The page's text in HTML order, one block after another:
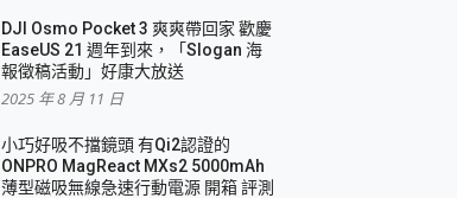
DJI Osmo Pocket 3 爽爽帶回家 歡慶
EaseUS 21 週年到來，「Slogan 海
報徵稿活動」好康大放送
2025 年 8 月 11 日
小巧好吸不擋鏡頭 有Qi2認證的
ONPRO MagReact MXs2 5000mAh
薄型磁吸無線急速行動電源 開箱 評測